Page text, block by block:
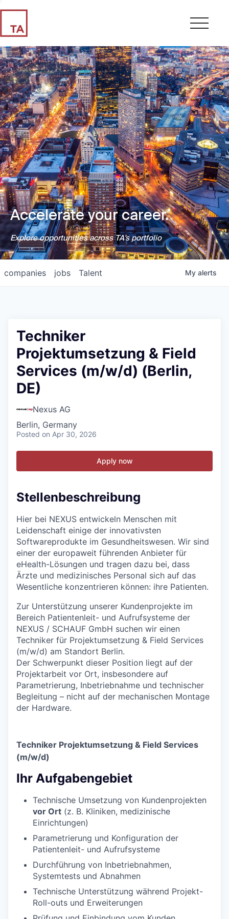
Accelerate your career.
Explore opportunities across TA's portfolio
jobs
companies Talent My alerts
Techniker
Projektumsetzung & Field
Services (m/w/d) (Berlin,
DE)
Nexus AG
Berlin, Germany
Posted on Apr 30, 2026
Apply now
Stellenbeschreibung
Hier bei NEXUS entwickeln Menschen mit
Leidenschaft einige der innovativsten
Softwareprodukte im Gesundheitswesen. Wir sind
einer der europaweit führenden Anbieter für
eHealth-Lösungen und tragen dazu bei, dass
Ärzte und medizinisches Personal sich auf das
Wesentliche konzentrieren können: ihre Patienten.
Zur Unterstützung unserer Kundenprojekte im
Bereich Patientenleit- und Aufrufsysteme der
NEXUS / SCHAUF GmbH suchen wir einen
Techniker für Projektumsetzung & Field Services
(m/w/d) am Standort Berlin.
Der Schwerpunkt dieser Position liegt auf der
Projektarbeit vor Ort, insbesondere auf
Parametrierung, Inbetriebnahme und technischer
Begleitung – nicht auf der mechanischen Montage
der Hardware.
Techniker Projektumsetzung & Field Services
(m/w/d)
Ihr Aufgabengebiet
Technische Umsetzung von Kundenprojekten
vor Ort (z. B. Kliniken, medizinische
Einrichtungen)
Parametrierung und Konfiguration der
Patientenleit- und Aufrufsysteme
Durchführung von Inbetriebnahmen,
Systemtests und Abnahmen
Technische Unterstützung während Projekt-
Roll-outs und Erweiterungen